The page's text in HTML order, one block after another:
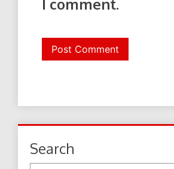
I comment.
Search